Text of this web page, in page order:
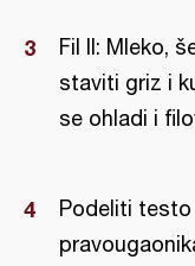
Fil II: Mleko,
staviti griz i
se ohladi i
Podeliti testo